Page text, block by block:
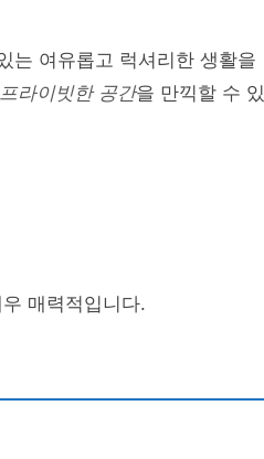
는 여유롭고 럭셔리한 생활을
프라이빗한 공간을 만끽할 수 있
매력적입니다.